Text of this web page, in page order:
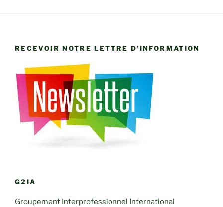
RECEVOIR NOTRE LETTRE D’INFORMATION
G2IA
Groupement Interprofessionnel International